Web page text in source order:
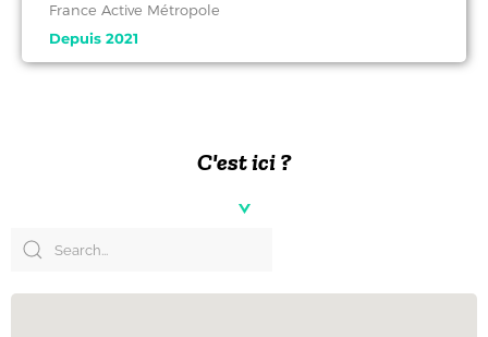
France Active Métropole
Depuis 2021
C'est ici ?